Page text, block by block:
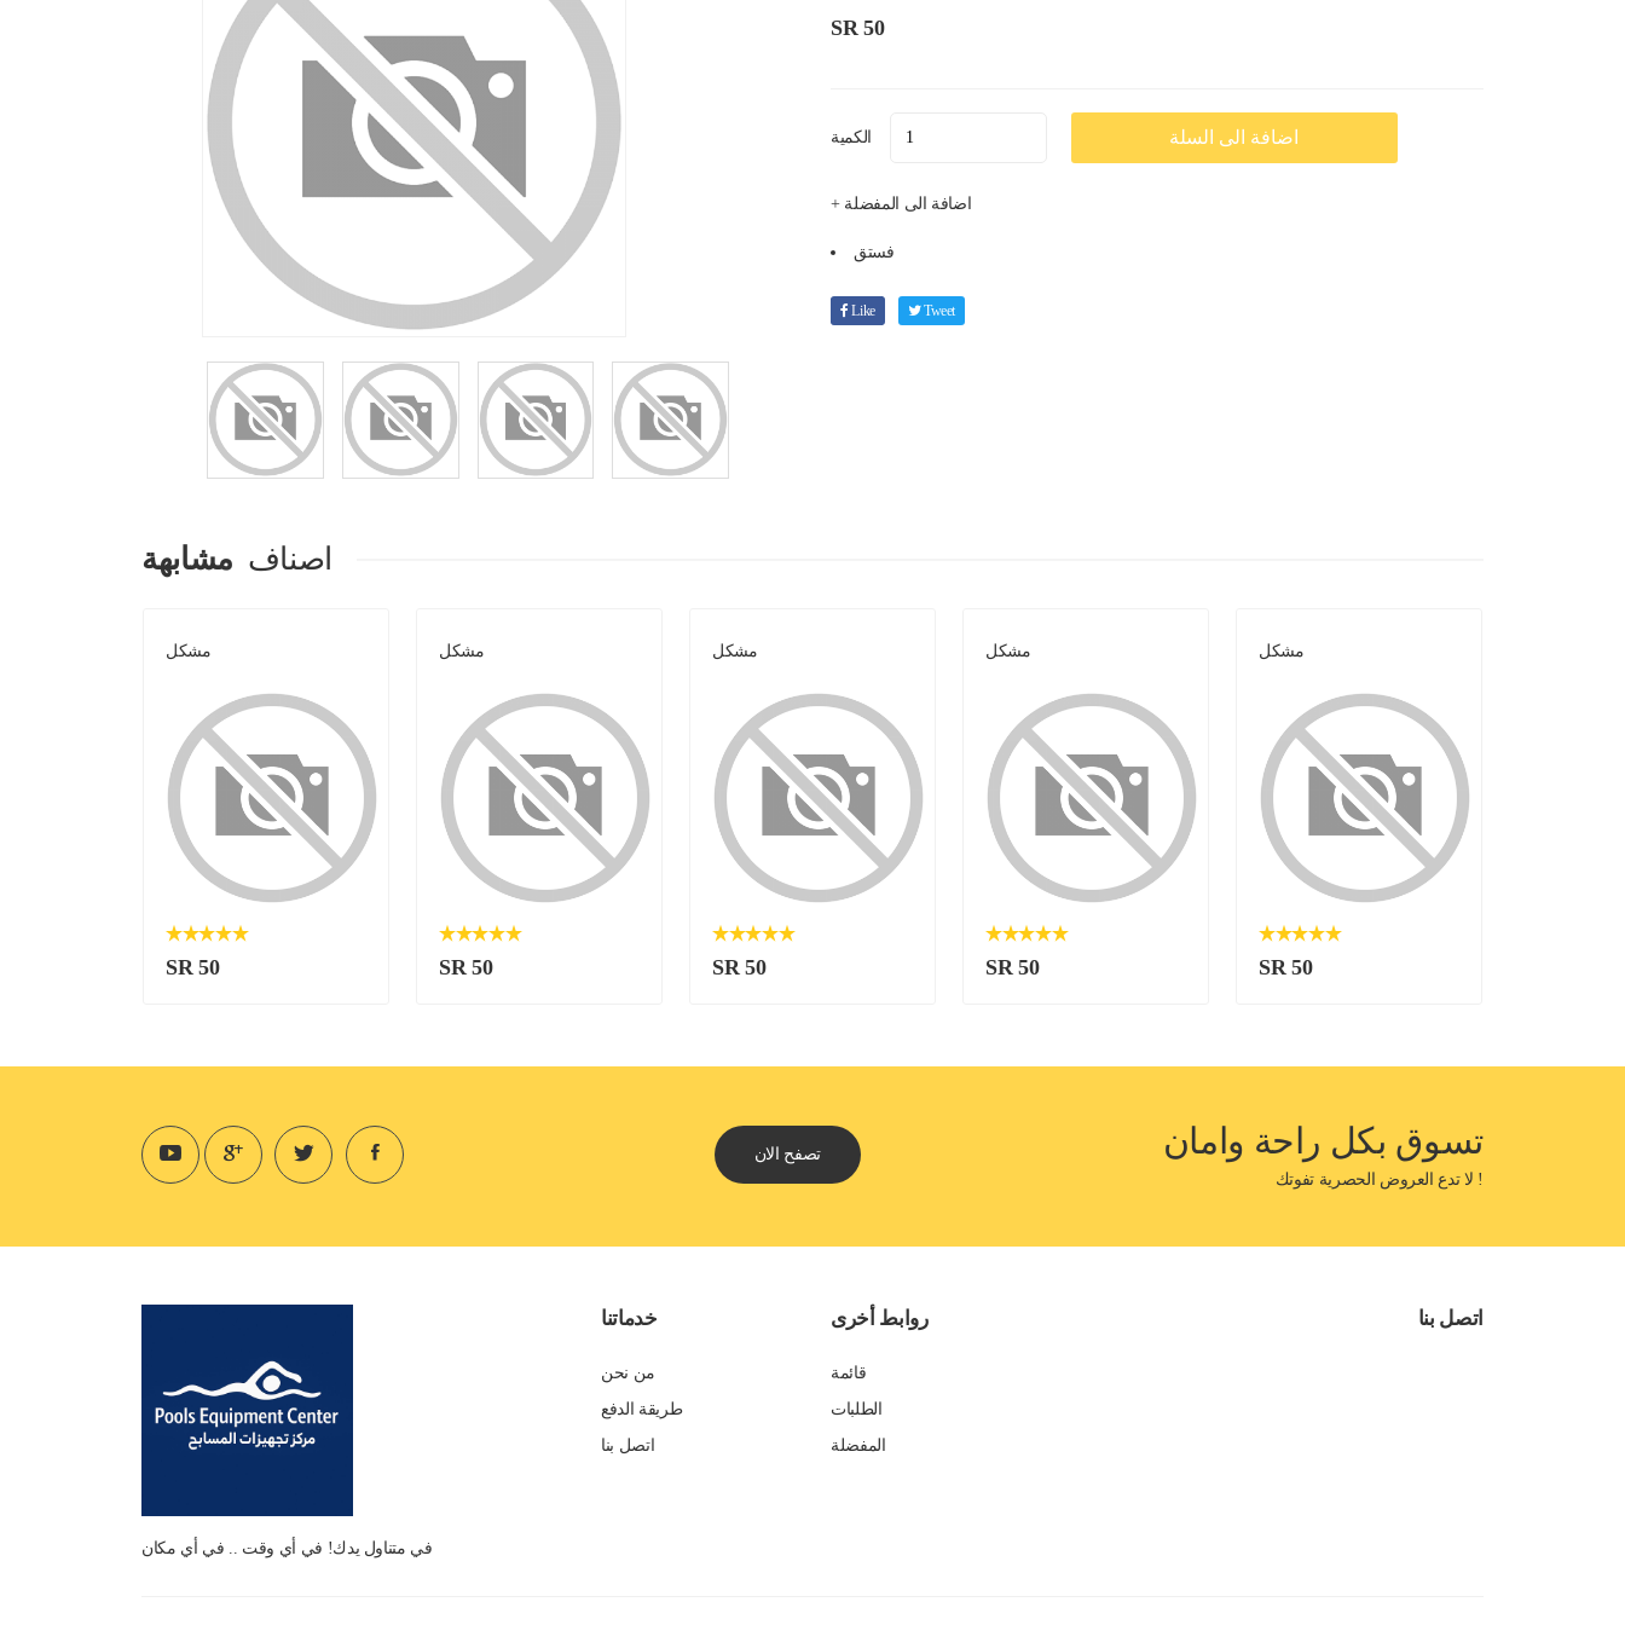
SR 50
الكمية اضافة الى السلة
+ اضافة الى المفضلة
فستق
Like Tweet
اصناف مشابهة
مشكل
SR 50
مشكل
SR 50
مشكل
SR 50
مشكل
SR 50
مشكل
SR 50
تسوق بكل راحة وامان
! لا تدع العروض الحصرية تفوتك
تصفح الان
في متناول يدك! في أي وقت .. في أي مكان
خدماتنا
من نحن
طريقة الدفع
اتصل بنا
روابط أخرى
قائمة
الطلبات
المفضلة
اتصل بنا